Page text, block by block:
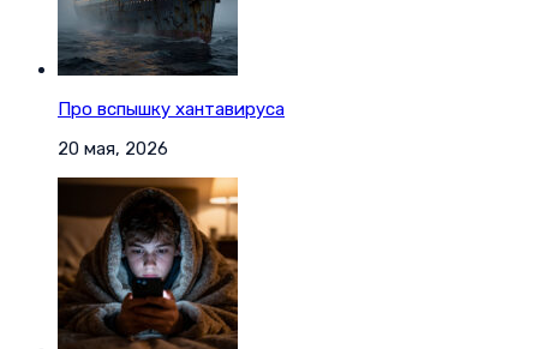
Про вспышку хантавируса
20 мая, 2026